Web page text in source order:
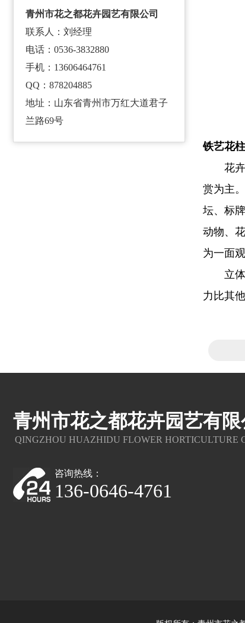
青州市花之都花卉园艺有限公司
联系人：刘经理
电话：0536-3832880
手机：13606464761
QQ：878204885
地址：山东省青州市万红大道君子
兰路69号
铁艺花
花卉立
赏为主
坛、标
动物、
为一面
立体花
力比其
青州市花之都花卉园艺有限
QINGZHOU HUAZHIDU FLOWER HORTICULTURE
咨询热线：
136-0646-4761